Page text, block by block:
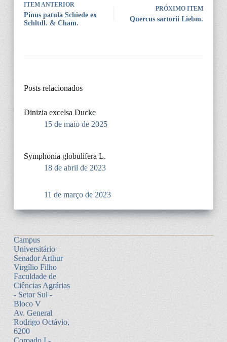
ITEM ANTERIOR
Pinus patula Schiede ex
Schltdl. & Cham.
PRÓXIMO ITEM
Quercus sartorii Liebm.
Posts relacionados
Dinizia excelsa Ducke
15 de maio de 2025
Symphonia globulifera L.
18 de abril de 2023
11 de março de 2023
Campus
Universitário
Senador Arthur
Virgílio Filho
Faculdade de
Ciências Agrárias
- Setor Sul -
Bloco V
Av. General
Rodrigo Octávio,
6200
Coroado I -